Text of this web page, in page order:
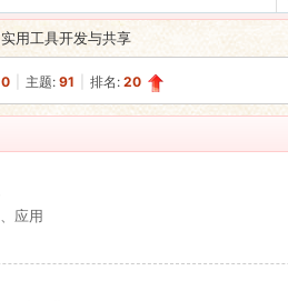
实用工具开发与共享
0 主题: 91 排名: 20
应用